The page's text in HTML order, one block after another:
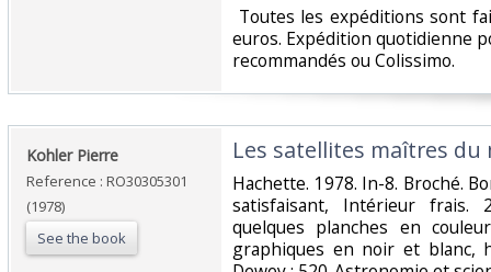
Toutes les expéditions sont
euros. Expédition quotidienne
recommandés ou Colissimo. ‎
‎Kohler Pierre‎
Reference : RO30305301
(1978)
See the book
‎Les satellites maîtres du
‎Hachette. 1978. In-8. Broché.
satisfaisant, Intérieur frais.
quelques planches en
graphiques en noir et blanc,